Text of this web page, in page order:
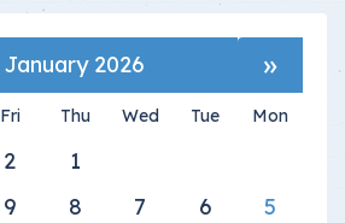
«
January 2026
Mon
Tue
Wed
Thu
Fri
1
2
5
6
7
8
9